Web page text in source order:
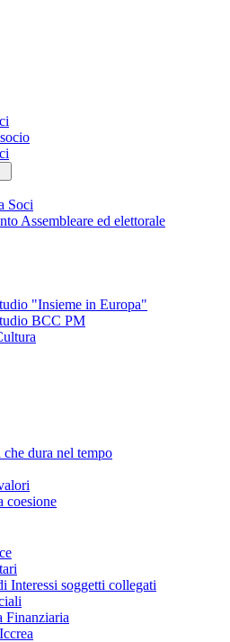
Soci
Assembleare ed elettorale
"Insieme in Europa"
BCC PM
che dura nel tempo
coesione
Interessi soggetti collegati
Finanziaria